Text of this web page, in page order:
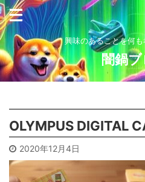
興味のあることを何
闇鍋
OLYMPUS DIGITAL
2020年12月4日